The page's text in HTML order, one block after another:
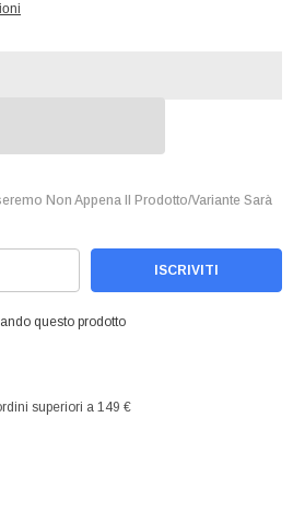
Non Appena Il Prodotto/variante Sarà
ISCRIVITI
questo prodotto
superiori a 149 €